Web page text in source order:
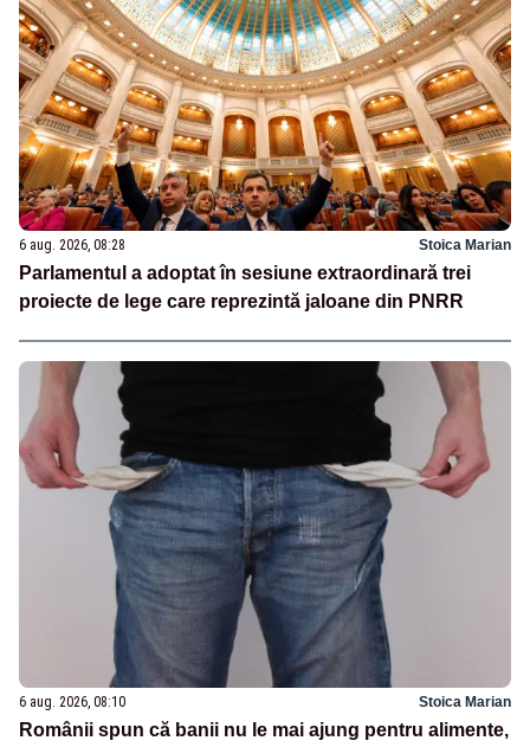
6 aug. 2026, 08:28 Stoica Marian
Parlamentul a adoptat în sesiune extraordinară trei
proiecte de lege care reprezintă jaloane din PNRR
6 aug. 2026, 08:10 Stoica Marian
Românii spun că banii nu le mai ajung pentru alimente,